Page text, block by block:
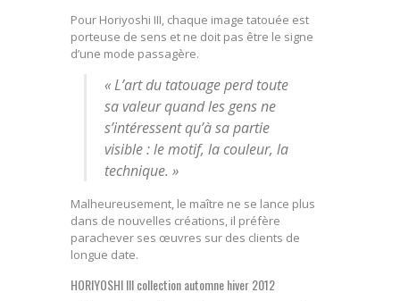
Pour Horiyoshi III, chaque image tatouée est
porteuse de sens et ne doit pas être le signe
d’une mode passagère.
« L’art du tatouage perd toute
sa valeur quand les gens ne
s’intéressent qu’à sa partie
visible : le motif, la couleur, la
technique. »
Malheureusement, le maître ne se lance plus
dans de nouvelles créations, il préfère
parachever ses œuvres sur des clients de
longue date.
HORIYOSHI III collection automne hiver 2012